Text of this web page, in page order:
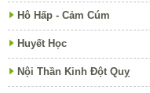
Hô Hấp - Cảm Cúm
Huyết Học
Nội Thần Kinh Đột Quỵ